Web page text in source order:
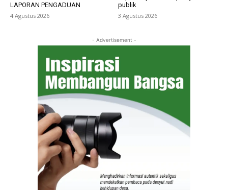
LAPORAN PENGADUAN
4 Agustus 2026
publik
3 Agustus 2026
- Advertisement -